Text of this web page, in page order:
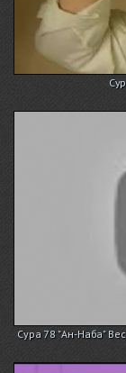
Сура 78 "Ан-Наба"